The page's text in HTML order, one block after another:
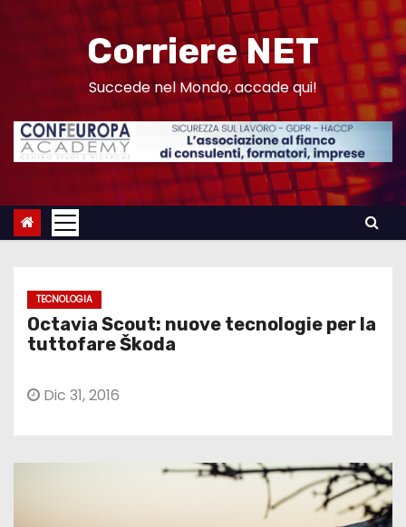
n
Corriere NET
Succede nel Mondo, accade qui!
TECNOLOGIA
Octavia Scout: nuove tecnologie per la
tuttofare Škoda
Dic 31, 2016